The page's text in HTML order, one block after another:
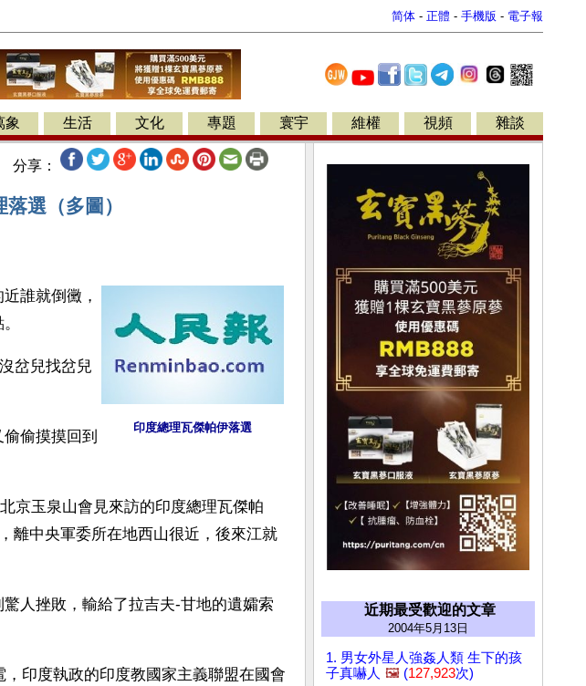
简体 - 正體 - 手機版 - 電子報
象 生活 文化 專題 寰宇 維權 視頻 雜談
分享：
選（多圖）
印度總理瓦傑帕伊落選
誰就倒黴，
岔兒找岔兒
偷摸摸回到
京玉泉山會見來訪的印度總理瓦傑帕
離中央軍委所在地西山很近，後來江就
人挫敗，輸給了拉吉夫-甘地的遺孀索
印度執政的印度教國家主義聯盟在國會
近期最受歡迎的文章
2004年5月13日
1. 男女外星人強姦人類 生下的孩
子真嚇人 🖼️ (127,923次)